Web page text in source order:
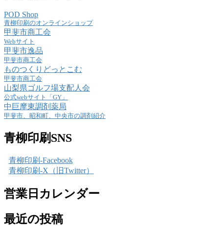
POD Shop
青柳印刷のオンラインショップ
甲斐市商工会
Webサイト
甲斐市逸品
甲斐市商工会
ものつくりどっとこむ
甲斐市商工会
山梨県ゴルフ場支配人会
公式webサイト「GY」
中巨摩東調剤薬局
甲斐市、昭和町、中央市の調剤紹介
青柳印刷SNS
青柳印刷-Facebook
青柳印刷-X（旧Twitter）
営業日カレンダー
最近の投稿